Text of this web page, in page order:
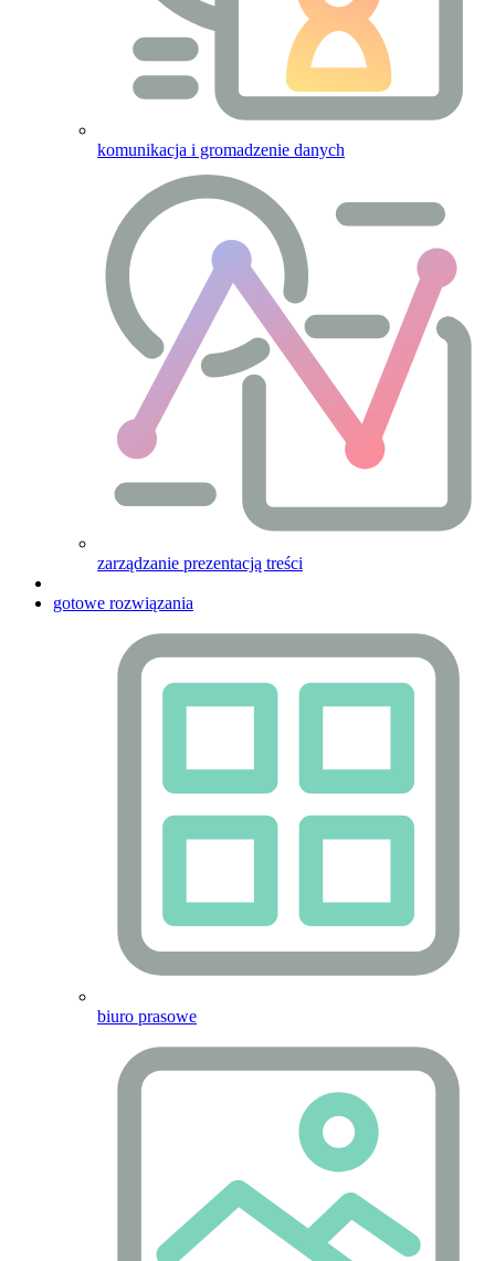
komunikacja i gromadzenie danych
zarządzanie prezentacją treści
gotowe rozwiązania
biuro prasowe